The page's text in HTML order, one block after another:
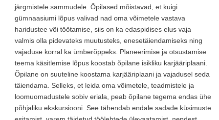
järgmistele sammudele. Õpilased mõistavad, et kuigi
gümnaasiumi lõpus valivad nad oma võimetele vastava
haridustee või töötamise, siis on ka edaspidises elus vaja
valmis olla pidevateks muutusteks, enesetäiendamiseks ning
vajaduse korral ka ümberõppeks. Planeerimise ja otsustamise
teema käsitlemise lõpus koostab õpilane isikliku karjääriplaani.
Õpilane on suuteline koostama karjääriplaani ja vajadusel seda
täiendama. Selleks, et leida oma võimetele, teadmistele ja
loomuomadustele sobiv eriala, peab õpilane tegema endas ühe
põhjaliku ekskursiooni. See tähendab endale sadade küsimuste